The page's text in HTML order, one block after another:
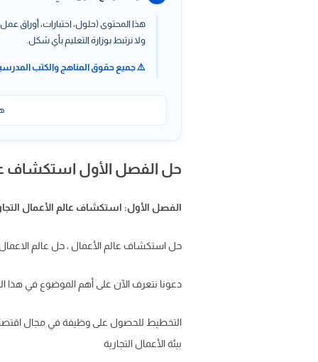
هذا المحتوى (حلول، اختبارات، أوراق
ولا نرتبط بوزارة التعليم بأي شكل.
⚠️ جميع حقوق المناهج والكتب
حل الفصل الأول استكشاف
الفصل الأول: استكشاف عالم الأعمال
حل استكشاف عالم الأعمال ، حل عالم
دعونا نتعرف الآن على أهم الموضوع في
التخطيط للحصول على وظيفة في مجال اقتصاديات
بيئة الأعمال التجارية